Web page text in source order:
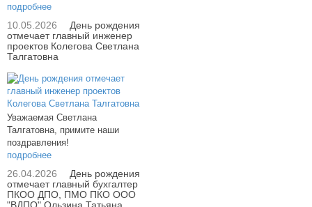
подробнее
10.05.2026
День рождения
отмечает главный инженер
проектов Колегова Светлана
Талгатовна
Уважаемая Светлана
Талгатовна, примите наши
поздравления!
подробнее
26.04.2026
День рождения
отмечает главный бухгалтер
ПКОО ДПО, ПМО ПКО ООО